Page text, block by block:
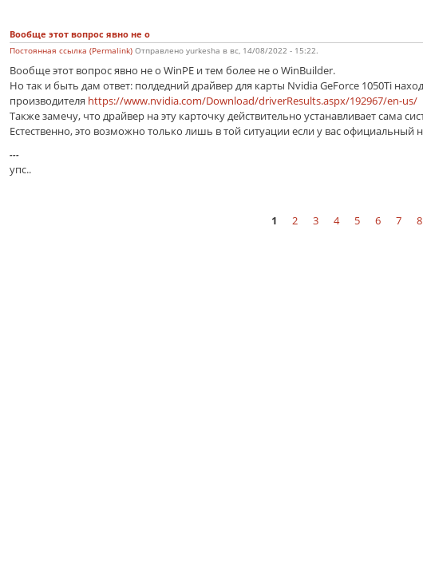
Вообще этот вопрос явно не о
Постоянная ссылка (Permalink) Отправлено yurkesha в вс, 14/08/2022 - 15:22.
Вообще этот вопрос явно не о WinPE и тем более не о WinBuilder.
Но так и быть дам ответ: полдедний драйвер для карты Nvidia GeForce 1050Ti
производителя https://www.nvidia.com/Download/driverResults.aspx/192967/en-us/
Также замечу, что драйвер на эту карточку действительно устанавливает сама
Естественно, это возможно только лишь в той ситуации если у вас
---
упс..
1 2 3 4 5 6 7 8